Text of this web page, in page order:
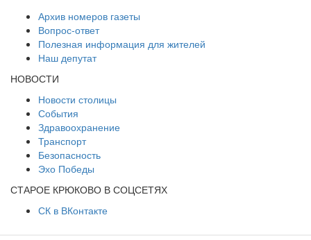
Архив номеров газеты
Вопрос-ответ
Полезная информация для жителей
Наш депутат
НОВОСТИ
Новости столицы
События
Здравоохранение
Транспорт
Безопасность
Эхо Победы
СТАРОЕ КРЮКОВО В СОЦСЕТЯХ
СК в ВКонтакте